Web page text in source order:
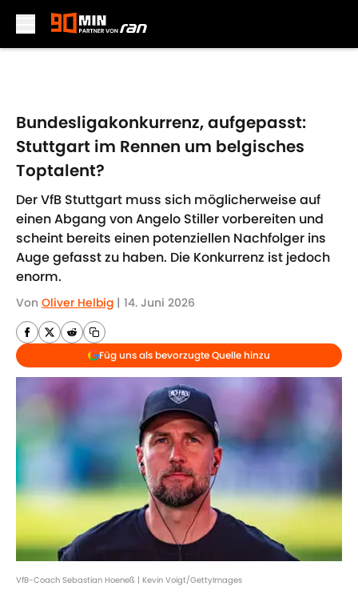
Bundesligakonkurrenz, aufgepasst:
Stuttgart im Rennen um belgisches
Toptalent?
Der VfB Stuttgart muss sich möglicherweise auf
einen Abgang von Angelo Stiller vorbereiten und
scheint bereits einen potenziellen Nachfolger ins
Auge gefasst zu haben. Die Konkurrenz ist jedoch
enorm.
Von Oliver Helbig | 14. Juni 2026
Füg uns als bevorzugte Quelle hinzu
VfB-Coach Sebastian Hoeneß | Kevin Voigt/GettyImages